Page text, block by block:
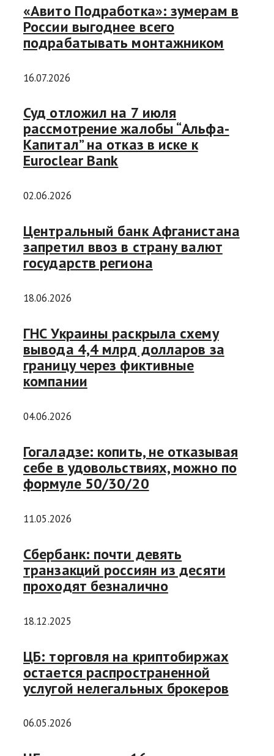
«Авито Подработка»: зумерам в
России выгоднее всего
подрабатывать монтажником
16.07.2026
Суд отложил на 7 июля
рассмотрение жалобы “Альфа-
Капитал” на отказ в иске к
Euroclear Bank
02.06.2026
Центральный банк Афганистана
запретил ввоз в страну валют
государств региона
18.06.2026
ГНС Украины раскрыла схему
вывода 4,4 млрд долларов за
границу через фиктивные
компании
04.06.2026
Гогаладзе: копить, не отказывая
себе в удовольствиях, можно по
формуле 50/30/20
11.05.2026
Сбербанк: почти девять
транзакций россиян из десяти
проходят безналично
18.12.2025
ЦБ: торговля на криптобиржах
остается распространенной
услугой нелегальных брокеров
06.05.2026